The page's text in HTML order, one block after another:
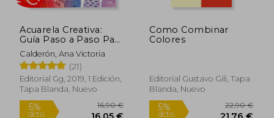
Acuarela Creativa:
Guía Paso a Paso Para
Principiantes
Calderón, Ana Victoria
(21)
Editorial Gg, 2019, 1 Edición,
Tapa Blanda, Nuevo
Como Combinar
Colores
Editorial Gustavo Gili, Tapa
Blanda, Nuevo